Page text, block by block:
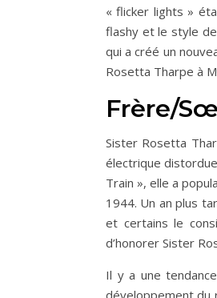
« flicker lights »
flashy et le style
qui a créé un
Rosetta Tharpe à
Frère/
Sister Rosetta
électrique
Train », elle a
1944. Un an plus
et certains le
d’honorer Sister
Il y a une
développement du